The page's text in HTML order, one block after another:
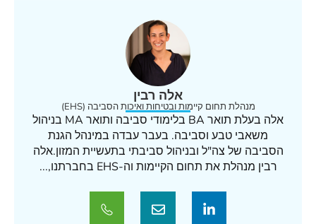
אלה רבין
מנהלת תחום קיימות ובטיחות ואיכות הסביבה (EHS)
אלה בעלת תואר BA בלימודי סביבה ותואר MA בניהול
משאבי טבע וסביבה. בעבר עבדה במינהל הגנת
הסביבה של צה"ל ובניהול סביבתי בתעשיית המזון.אלה
רבין מנהלת את תחום הקיימות וה-EHS בחברתנו,...